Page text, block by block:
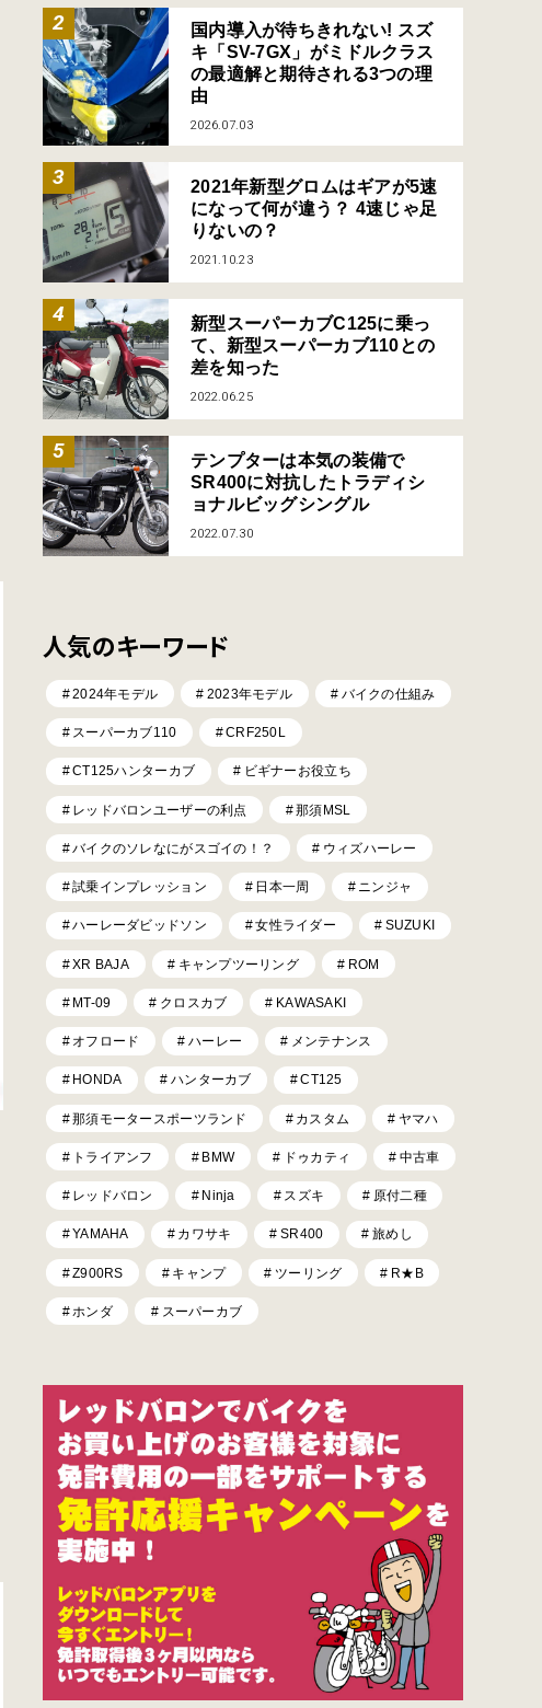
国内導入が待ちきれない! スズ
キ「SV-7GX」がミドルクラス
の最適解と期待される3つの理
由
2026.07.03
2021年新型グロムはギアが5速
になって何が違う？ 4速じゃ足
りないの？
2021.10.23
新型スーパーカブC125に乗っ
て、新型スーパーカブ110との
差を知った
2022.06.25
テンプターは本気の装備で
SR400に対抗したトラディシ
ョナルビッグシングル
2022.07.30
人気のキーワード
2024年モデル 2023年モデル バイクの仕組み
スーパーカブ110 CRF250L
CT125ハンターカブ ビギナーお役立ち
レッドバロンユーザーの利点 那須MSL
バイクのソレなにがスゴイの！？ ウィズハーレー
試乗インプレッション 日本一周 ニンジャ
ハーレーダビッドソン 女性ライダー SUZUKI
XR BAJA キャンプツーリング ROM
MT-09 クロスカブ KAWASAKI
オフロード ハーレー メンテナンス
HONDA ハンターカブ CT125
那須モータースポーツランド カスタム ヤマハ
トライアンフ BMW ドゥカティ 中古車
レッドバロン Ninja スズキ 原付二種
YAMAHA カワサキ SR400 旅めし
Z900RS キャンプ ツーリング R★B
ホンダ スーパーカブ